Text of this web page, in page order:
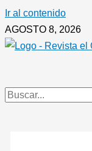
Ir al contenido
AGOSTO 8, 2026